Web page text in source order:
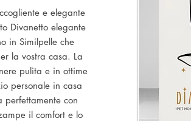
e elegante
Divanetto elegante
in Similpelle che
la vostra casa. La
pulita e in ottime
personale in casa
perfettamente con
il comfort e lo